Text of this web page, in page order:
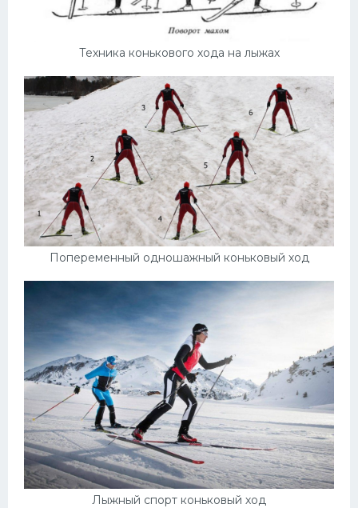
Техника конькового хода на лыжах
Попеременный одношажный коньковый ход
Лыжный спорт коньковый ход